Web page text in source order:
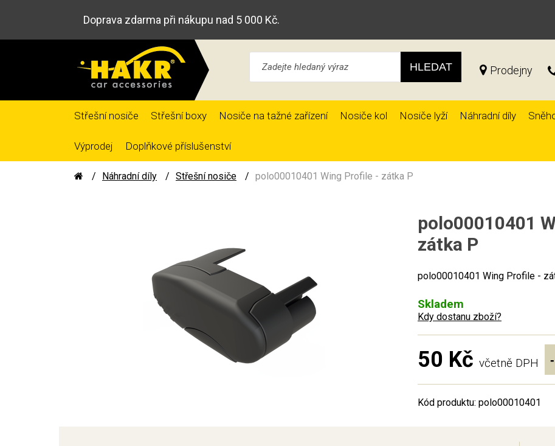
Doprava zdarma při nákupu nad 5 000 Kč.
HLEDAT Prodejny
Střešní nosiče Střešní boxy Nosiče na tažné zařízení Nosiče kol Nosiče lyží Náhradní díly
Výprodej Doplňkové příslušenství
Náhradní díly Střešní nosiče polo00010401 Wing Profile - zátka P
polo00010401
zátka P
polo00010401 Wing Profile -
Skladem
Kdy dostanu zboží?
50 Kč včetně DPH -
Kód produktu: polo00010401